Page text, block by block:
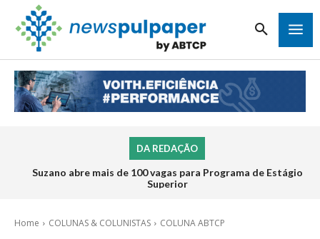
DA REDAÇÃO
Suzano abre mais de 100 vagas para Programa de Estágio
Superior
Home COLUNAS & COLUNISTAS COLUNA ABTCP